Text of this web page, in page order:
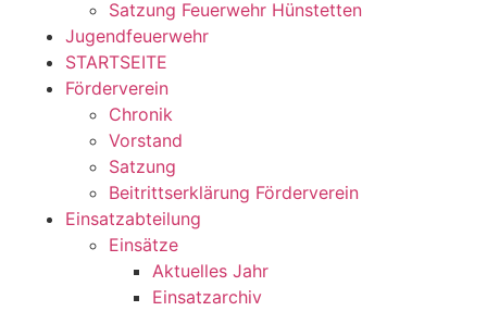
Satzung Feuerwehr Hünstetten
Jugendfeuerwehr
STARTSEITE
Förderverein
Chronik
Vorstand
Satzung
Beitrittserklärung Förderverein
Einsatzabteilung
Einsätze
Aktuelles Jahr
Einsatzarchiv